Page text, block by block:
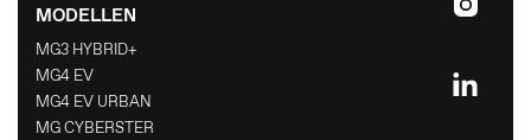
MODELLEN
MG3 HYBRID+
MG4 EV
MG4 EV URBAN
MG CYBERSTER